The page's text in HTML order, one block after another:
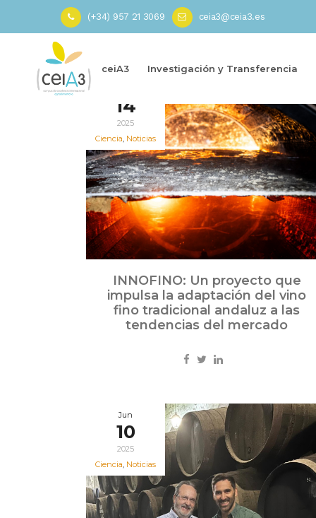
(+34) 957 21 3069 ceia3@ceia3.es
ceiA3 Investigación y Transferencia
Inicio»Cata
14
2025
Ciencia, Noticias
INNOFINO: Un proyecto que
impulsa la adaptación del vino
fino tradicional andaluz a las
tendencias del mercado
Jun
10
2025
Ciencia, Noticias